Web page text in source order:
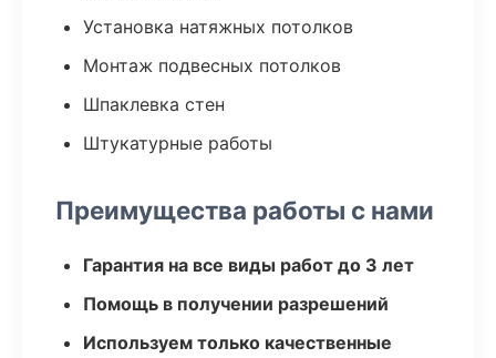
Установка натяжных потолков
Монтаж подвесных потолков
Шпаклевка стен
Штукатурные работы
Преимущества работы с нами
Гарантия на все виды работ до 3 лет
Помощь в получении разрешений
Используем только качественные